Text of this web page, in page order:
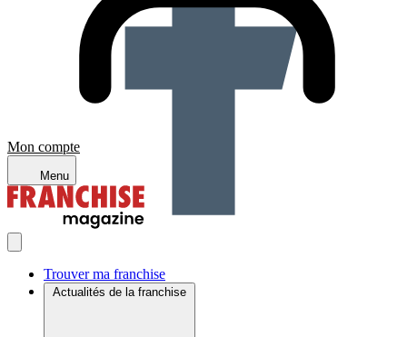
Mon compte
Menu
Trouver ma franchise
Actualités de la franchise